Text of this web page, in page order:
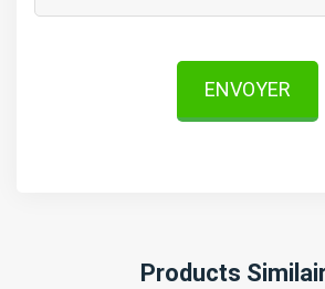
ENVOYER
Products